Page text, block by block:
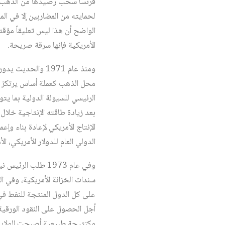
لحمايته من المضاربين إلا في
الواضح أن هذا ليس تعليقاً
الأمريكية فإنها سرقة صريحة.
ومنذ عام 1971
محل الذهب كعملة أساس يرتكز
الرئيسي للسيولة الدولية بما
بعد زيادة طاقته الإنتاجية
الإنتاج الأمريكي لإعادة بناء
الدولي العام للدولار
وفي عام 1973
سندات الخزانة الأمريكية،
أجل الحصول على النقود